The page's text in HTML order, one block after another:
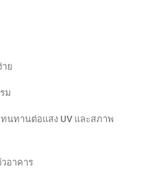
ย
ม
นทานต่อแสง UV และสภาพ
อาคาร